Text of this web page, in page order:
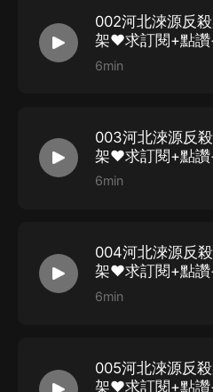
002河北淶源反
架♥求訂閱+點
向我)
6min
003河北淶源反
架♥求訂閱+點
向我)
6min
004河北淶源反
架♥求訂閱+點
向我)
6min
005河北淶源反
架♥求訂閱+點